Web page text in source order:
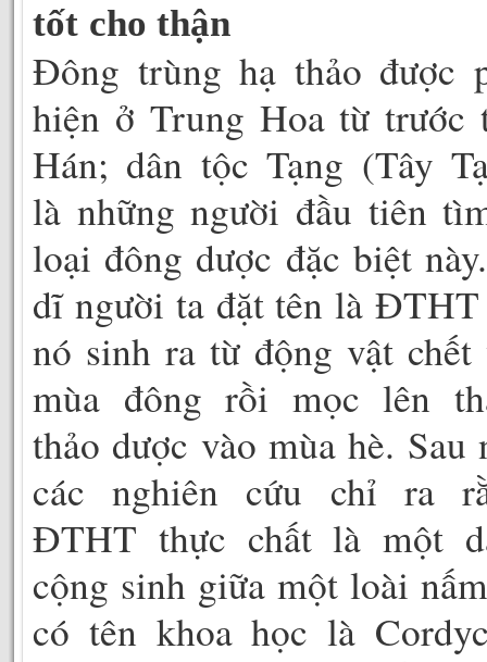
tốt cho thận
Đông trùng hạ thảo được
hiện ở Trung Hoa từ trước
Hán; dân tộc Tạng (Tây
là những người đầu tiên
loại đông dược đặc biệt
dĩ người ta đặt tên là
nó sinh ra từ động vật chết
mùa đông rồi mọc lên
thảo dược vào mùa hè. Sau
các nghiên cứu chỉ ra
ĐTHT thực chất là một
cộng sinh giữa một loài
có tên khoa học là